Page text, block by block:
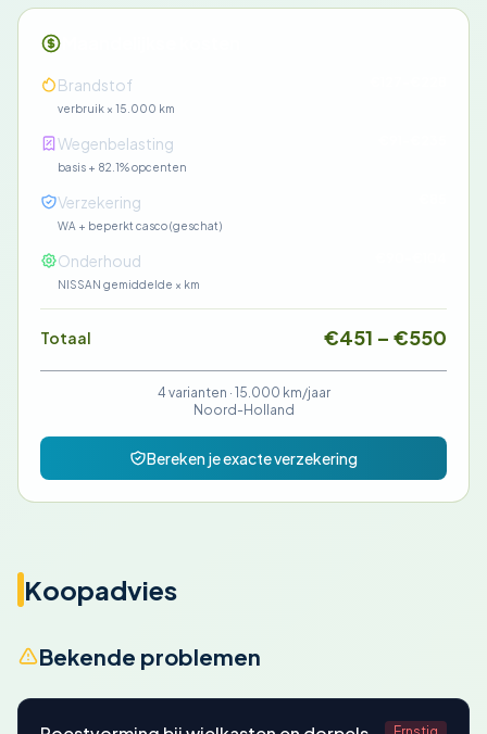
Brandstof
verbruik × 15.000 km
Wegenbelasting
basis + 82.1% opcenten
Verzekering
WA + beperkt casco (geschat)
Onderhoud
NISSAN gemiddelde × km
Totaal €451 – €550
4 varianten · 15.000 km/jaar
Noord-Holland
Bereken je exacte verzekering
Koopadvies
Bekende problemen